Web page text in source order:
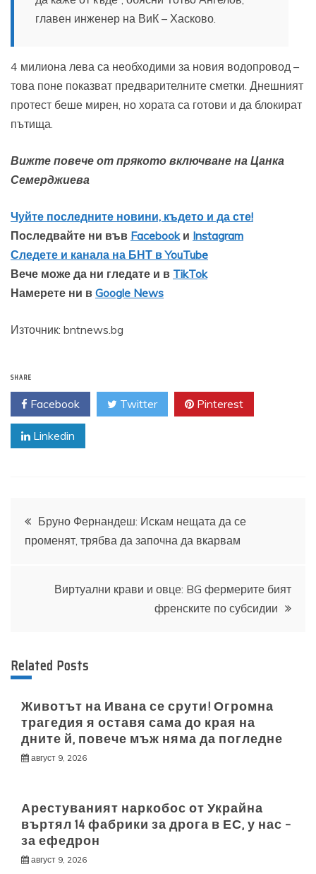
главен инженер на ВиК – Хасково.
4 милиона лева са необходими за новия водопровод –
това поне показват предварителните сметки. Днешният
протест беше мирен, но хората са готови и да блокират
пътища.
Вижте повече от прякото включване на Цанка
Семерджиева
Чуйте последните новини, където и да сте!
Последвайте ни във Facebookи Instagram
Следете и канала на БНТ в YouTube
Вече може да ни гледате и в TikTok
Намерете ни в Google News
Източник: bntnews.bg
SHARE
Facebook Twitter Pinterest
Linkedin
Навигация
Бруно Фернандеш: Искам нещата да се
променят, трябва да започна да вкарвам
Виртуални крави и овце: BG фермерите бият
френските по субсидии
Related Posts
Животът на Ивана се срути! Огромна
трагедия я оставя сама до края на
дните й, повече мъж няма да погледне
август 9, 2026
Арестуваният наркобос от Украйна
въртял 14 фабрики за дрога в ЕС, у нас –
за ефедрон
август 9, 2026